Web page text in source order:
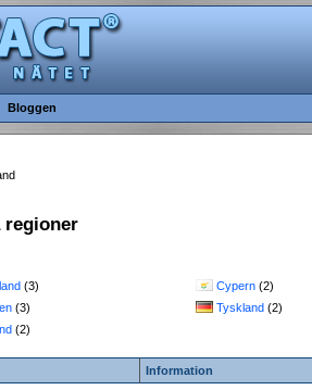
Bloggen
regioner
(3)
(3)
(2)
Cypern (2)
Tyskland (2)
Information